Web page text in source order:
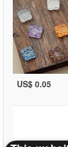
US$ 0.05